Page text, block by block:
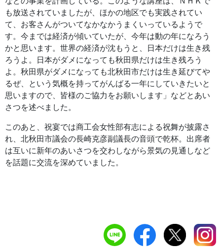
も放送されていましたが、ほかの地区でも実践されてい
て、お客さんがついてなかなかうまくいっているようで
す。今までは経済が傾いていたが、今年は動の年になろう
かと思います。世界の経済が沈もうと、日本だけは生き残
ろうよ。日本がダメになっても秋田県だけは生き残ろう
よ。秋田県がダメになっても北秋田市だけは生き延びてや
るぜ、という気概を持ってがんばる一年にしていきたいと
思いますので、皆様のご協力をお願いします」などとあい
さつを述べました。
このあと、祝宴では商工会女性部有志による祝舞が披露さ
れ、北秋田市議会の長崎克彦副議長の音頭で乾杯。出席者
は互いに新年のあいさつを交わしながら景気の見通しなど
を話題に交流を深めていました。